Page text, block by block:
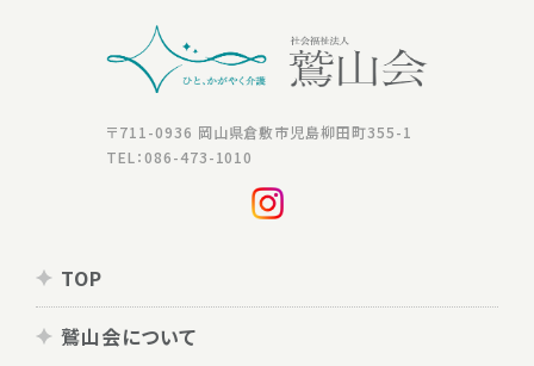
〒711-0936 岡山県倉敷市児島柳田町355-1
TEL：086-473-1010
TOP
鷲山会について